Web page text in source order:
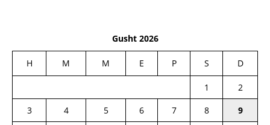
Gusht 2026
H M M E P S D
1
2
3
4 5 6 7 8
9